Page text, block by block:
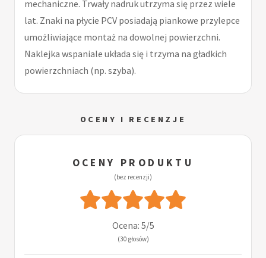
mechaniczne. Trwały nadruk utrzyma się przez wiele
lat. Znaki na płycie PCV posiadają piankowe przylepce
umożliwiające montaż na dowolnej powierzchni.
Naklejka wspaniale układa się i trzyma na gładkich
powierzchniach (np. szyba).
OCENY I RECENZJE
OCENY PRODUKTU
(bez recenzji)
Ocena: 5/5
(30 głosów)